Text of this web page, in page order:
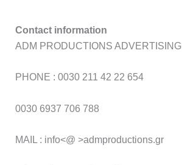
Contact information
ADM PRODUCTIONS ADVERTISING
PHONE : 0030 211 42 22 654
0030 6937 706 788
MAIL : infο<@ >admproductions.gr